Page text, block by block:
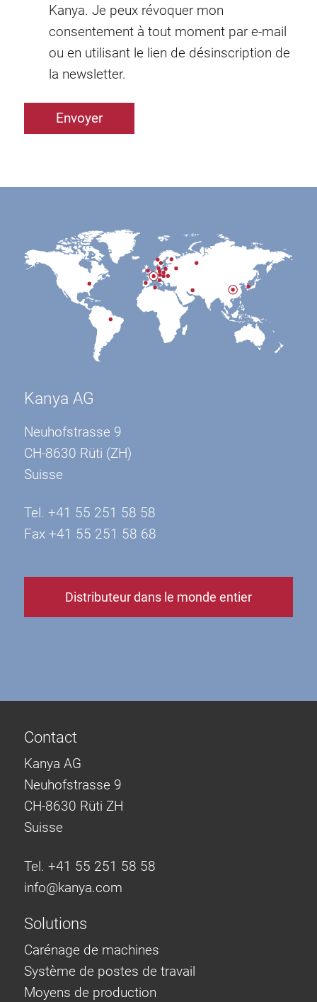
Kanya. Je peux révoquer mon
consentement à tout moment par e-mail
ou en utilisant le lien de désinscription de
la newsletter.
Kanya AG
Neuhofstrasse 9
CH-8630 Rüti (ZH)
Suisse
Tel. +41 55 251 58 58
Fax +41 55 251 58 68
Distributeur dans le monde entier
Contact
Kanya AG
Neuhofstrasse 9
CH-8630 Rüti ZH
Suisse
Tel. +41 55 251 58 58
info@kanya.com
Solutions
Carénage de machines
Système de postes de travail
Moyens de production